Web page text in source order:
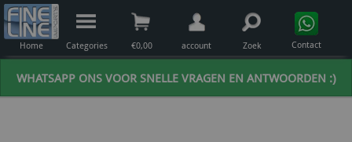
WHATSAPP ONS VOOR SNELLE VRAGEN EN ANTWOORDEN :)
Home Categories €0,00 account Zoek Contact